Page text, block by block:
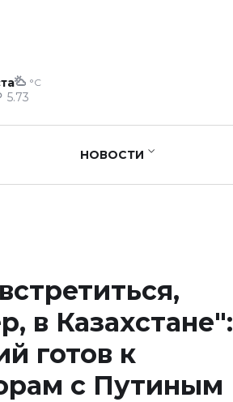
°C
5.73
НОВОСТИ
в Казахстане":
готов к
с Путиным